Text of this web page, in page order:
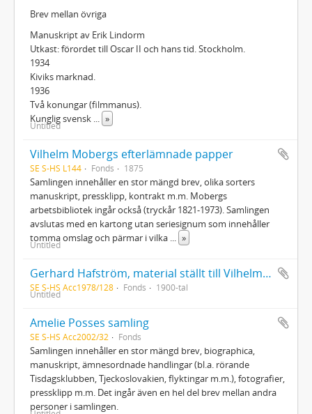
Brev mellan övriga
Manuskript av Erik Lindorm
Utkast: förordet till Oscar II och hans tid. Stockholm.
1934
Kiviks marknad.
1936
Två konungar (filmmanus).
Kunglig svensk
»
Untitled
Vilhelm Mobergs efterlämnade papper
SE S-HS L144 Fonds 1875
Samlingen innehåller en stor mängd brev, olika sorters
manuskript, pressklipp, kontrakt m.m. Mobergs
arbetsbibliotek ingår också (tryckår 1821-1973). Samlingen
avslutas med en kartong utan seriesignum som innehåller
tomma omslag och pärmar i vilka
»
Untitled
Gerhard Hafström, material ställt till Vilhelm Mobergs förfogande för hans "Min svenska historia 2" samt korrespondens m.m. om VM:s bok
SE S-HS Acc1978/128 Fonds 1900-tal
Untitled
Amelie Posses samling
SE S-HS Acc2002/32 Fonds
Samlingen innehåller en stor mängd brev, biographica,
manuskript, ämnesordnade handlingar (bl.a. rörande
Tisdagsklubben, Tjeckoslovakien, flyktingar m.m.), fotografier,
pressklipp m.m. Det ingår även en hel del brev mellan andra
personer i samlingen.